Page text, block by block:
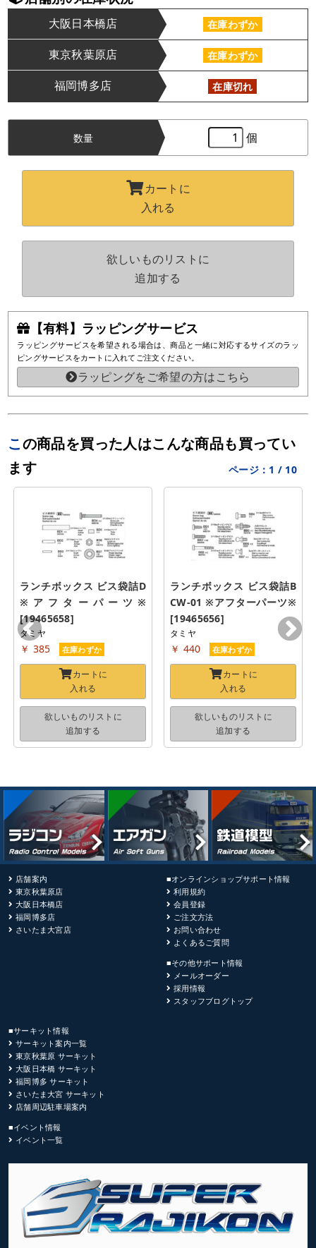
大阪日本橋店 在庫わずか
東京秋葉原店 在庫わずか
福岡博多店 在庫切れ
【有料】ラッピングサービス
ラッピングサービスを希望される場合は、商品と一緒に対応するサイズのラッ
ピングサービスをカートに入れてご注文ください。
ラッピングをご希望の方はこちら
数量 個
カートに
入れる
欲しいものリストに
追加する
この商品を買った人はこんな商品も買ってい
ます
ページ： 1 / 10
ランチボックス ビス袋詰D
※アフターパーツ※
[19465658]
タミヤ
￥ 385 在庫わずか
カートに
入れる
欲しいものリストに
追加する
ランチボックス ビス袋詰B
CW-01 ※アフターパーツ※
[19465656]
タミヤ
￥ 440 在庫わずか
カートに
入れる
欲しいものリストに
追加する
店舗案内
東京秋葉原店
大阪日本橋店
福岡博多店
さいたま大宮店
■オンラインショップサポート情報
利用規約
会員登録
ご注文方法
お問い合わせ
よくあるご質問
■その他サポート情報
メールオーダー
採用情報
スタッフブログトップ
■サーキット情報
サーキット案内一覧
東京秋葉原 サーキット
大阪日本橋 サーキット
福岡博多 サーキット
さいたま大宮 サーキット
店舗周辺駐車場案内
■イベント情報
イベント一覧